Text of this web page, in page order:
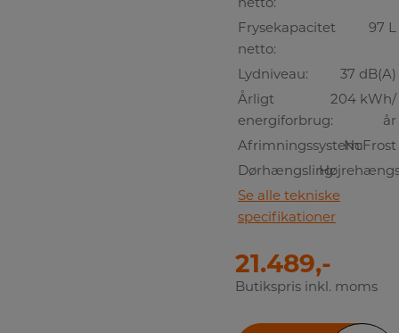
Frysekapacitet
netto:
97 L
Lydniveau:
37 dB(A)
Årligt
energiforbrug:
204 kWh/
år
Afrimningssystem:NoFrost
Dørhængsling:
Se alle tekniske
specifikationer
21.489,-
Butikspris inkl. moms